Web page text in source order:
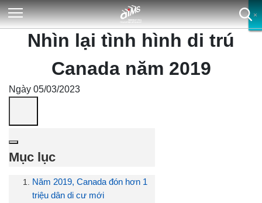
Nhìn lại tình hình di trú
Canada năm 2019
Ngày 05/03/2023
Mục lục
Năm 2019, Canada đón hơn 1
triệu dân di cư mới
×
×
×
×